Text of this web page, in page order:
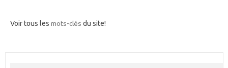
Voir tous les mots-clés du site!